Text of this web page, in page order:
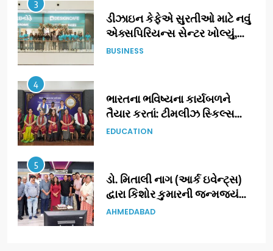
4
ભારતના ભવિષ્યના કાર્યબળને
તૈયાર કરતાં: ટીમલીઝ સ્કિલ્સ
યુનિવર્સિટીએ 65 સ્નાતકોને ડિગ્રી
EDUCATION
5
ડો. મિતાલી નાગ (આર્ક ઇવેન્ટ્સ)
દ્વારા કિશોર કુમારની જન્મજયંતિ
નિમિત્તે સંગીતમય શ્રદ્ધાંજલિ
AHMEDABAD
6
177 દેશો અને 52 લાખ દર્શકો:
ગુજરાતી OTT પ્લેટફોર્મ ‘જોજો’
(JOJO) નો વિશ્વભરમાં દબદબો
BUSINESS